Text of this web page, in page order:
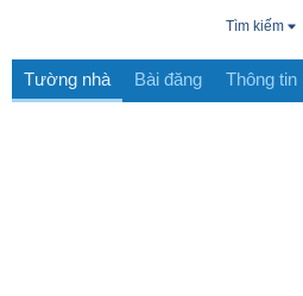
Tìm kiếm
Tường nhà Bài đăng Thông tin